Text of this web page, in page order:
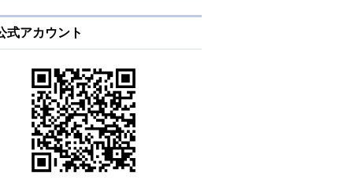
式アカウント